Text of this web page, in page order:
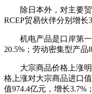
除日本外，对主要
RCEP贸易伙伴分别增长
机电产品是口岸第
20.5%；劳动密集型产品
大宗商品价格上涨
格上涨对大宗商品进口
值974.4亿元，增长3.7%